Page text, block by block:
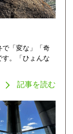
で「変な」「奇
。「ひょんな
記事を読む